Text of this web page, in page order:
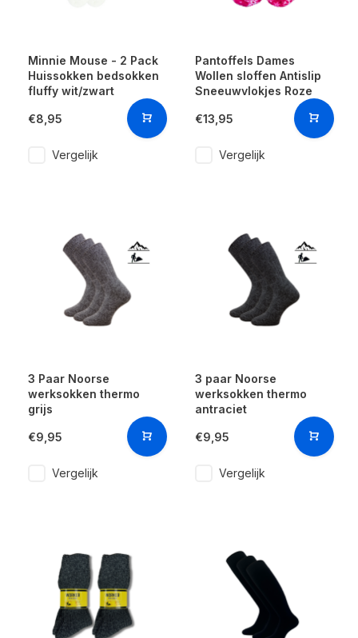
Minnie Mouse - 2 Pack
Huissokken bedsokken
fluffy wit/zwart
€8,95
Vergelijk
Pantoffels Dames
Wollen sloffen Antislip
Sneeuwvlokjes Roze
€13,95
Vergelijk
3 Paar Noorse
werksokken thermo
grijs
€9,95
Vergelijk
3 paar Noorse
werksokken thermo
antraciet
€9,95
Vergelijk